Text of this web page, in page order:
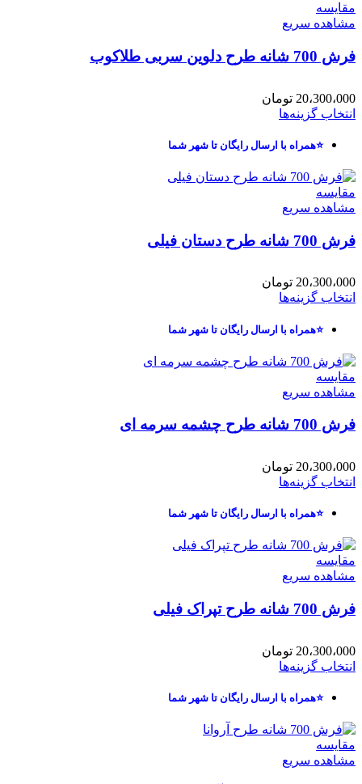
مقایسه
مشاهده سریع
فرش 700 شانه طرح دلوین سربی طلاکوب
20،300،000 تومان
انتخاب گزینه‌ها
⭐همراه با ارسال رایگان تا شهر شما
مقایسه
مشاهده سریع
فرش 700 شانه طرح دستان فیلی
20،300،000 تومان
انتخاب گزینه‌ها
⭐همراه با ارسال رایگان تا شهر شما
مقایسه
مشاهده سریع
فرش 700 شانه طرح چشمه سرمه ای
20،300،000 تومان
انتخاب گزینه‌ها
⭐همراه با ارسال رایگان تا شهر شما
مقایسه
مشاهده سریع
فرش 700 شانه طرح تپراک فیلی
20،300،000 تومان
انتخاب گزینه‌ها
⭐همراه با ارسال رایگان تا شهر شما
مقایسه
مشاهده سریع